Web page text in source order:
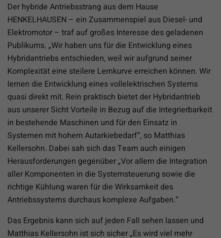
Der hybride Antriebsstrang aus dem Hause
HENKELHAUSEN – ein Zusammenspiel aus Diesel- und
Elektromotor – traf auf großes Interesse des geladenen
Publikums. „Wir haben uns für die Entwicklung eines
Hybridantriebs entschieden, weil wir aufgrund seiner
Komplexität eine steilere Lernkurve erreichen können. Wir
lernen die Entwicklung eines vollelektrischen Systems
quasi direkt mit. Rein praktisch bietet der Hybridantrieb
aus unserer Sicht Vorteile in Bezug auf die Integrierbarkeit
in bestehende Maschinen und für den Einsatz in
Systemen mit hohem Autarkiebedarf“, so Matthias
Kellersohn. Dabei sah sich das Team auch einigen
Herausforderungen gegenüber „Vor allem die Integration
aller Komponenten in die Systemsteuerung sowie die
richtige Kühlung waren für die Wirksamkeit des
Antriebssystems durchaus komplexe Aufgaben.“
Das Ergebnis kann sich auf jeden Fall sehen lassen und
Matthias Kellersohn ist sich sicher „Es wird viel mehr